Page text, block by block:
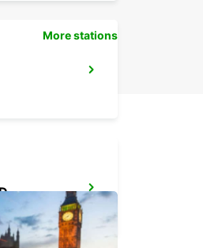
More stations